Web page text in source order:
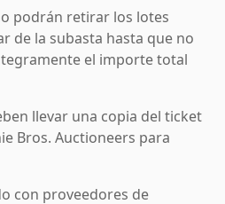
podrán retirar los lotes
de la subasta hasta que no
el importe total
llevar una copia del ticket
Bros. Auctioneers para
con proveedores de